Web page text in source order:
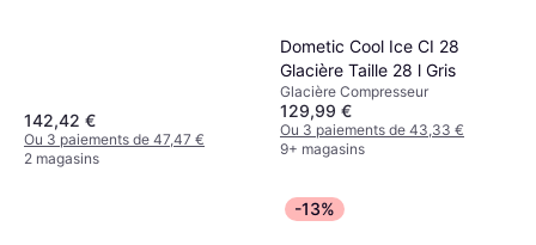
142,42 €
Ou 3 paiements de 47,47 €
2 magasins
Dometic Cool Ice CI 28
Glacière Taille 28 l Gris
Glacière Compresseur
129,99 €
Ou 3 paiements de 43,33 €
9+ magasins
-13%